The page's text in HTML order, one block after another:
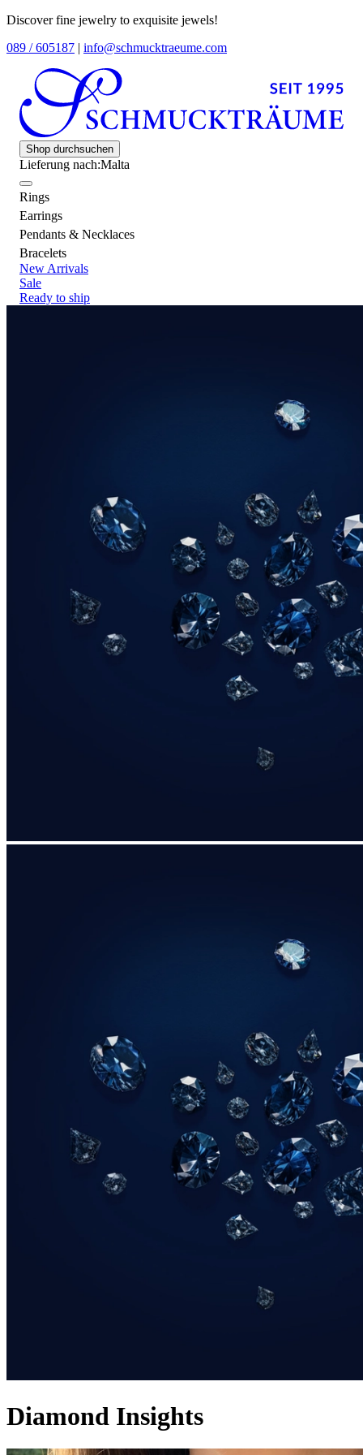
Discover fine jewelry to exquisite jewels!
089 / 605187 | info@schmucktraeume.com
Shop durchsuchen
Lieferung nach:Malta
Rings
Earrings
Pendants & Necklaces
Bracelets
New Arrivals
Sale
Ready to ship
Diamond Insights